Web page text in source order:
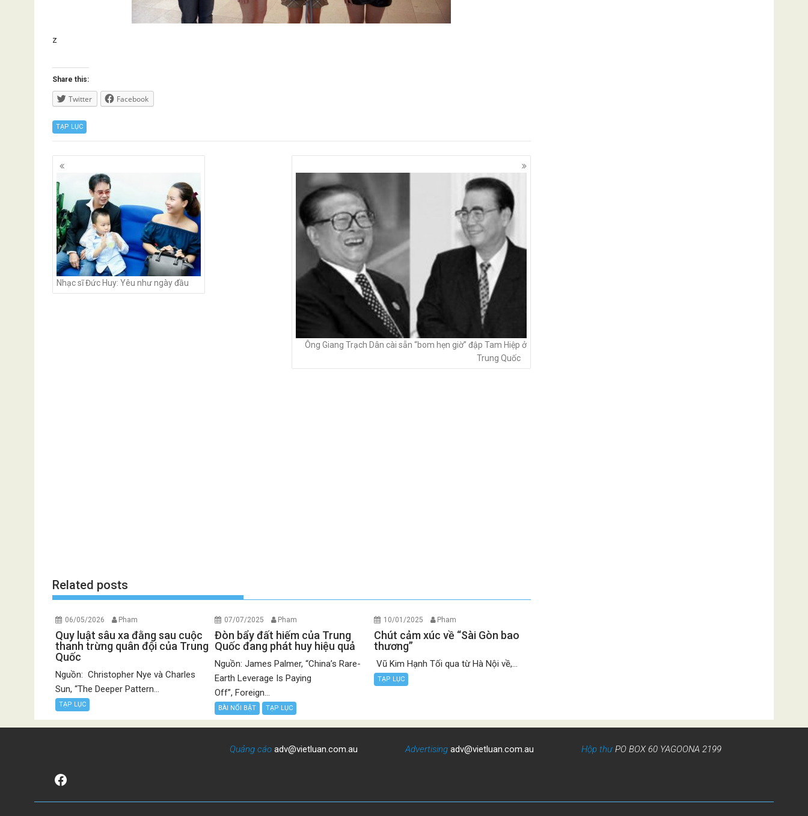
z
Share this:
Twitter Facebook
TẠP LỤC
Posts
navigation
Nhạc sĩ Đức Huy: Yêu như ngày đầu
Ông Giang Trạch Dân cài sẵn “bom hẹn giờ” đập Tam Hiệp ở
Trung Quốc
Related posts
06/05/2026 Pham
Quy luật sâu xa đằng sau cuộc
thanh trừng quân đội của Trung
Quốc
Nguồn: Christopher Nye và Charles
Sun, “The Deeper Pattern...
TẠP LỤC
07/07/2025 Pham
Đòn bẩy đất hiếm của Trung
Quốc đang phát huy hiệu quả
Nguồn: James Palmer, “China’s Rare-
Earth Leverage Is Paying
Off”, Foreign...
BÀI NỔI BẬT TẠP LỤC
10/01/2025 Pham
Chút cảm xúc về “Sài Gòn bao
thương”
Vũ Kim Hạnh Tối qua từ Hà Nội về,...
TẠP LỤC
Quảng cáoadv@vietluan.com.au Advertising adv@vietluan.com.au Hộp thưPO BOX 60 YAGOONA 2199
Facebook